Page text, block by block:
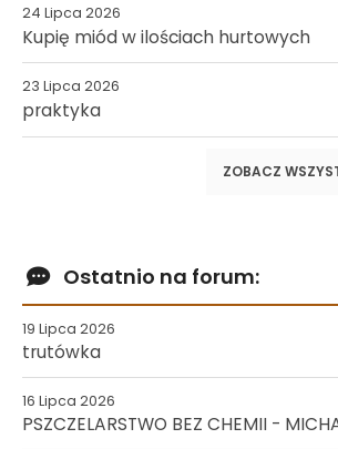
24 Lipca 2026
Kupię miód w ilościach hurtowych
23 Lipca 2026
praktyka
ZOBACZ
Ostatnio na forum:
19 Lipca 2026
trutówka
16 Lipca 2026
PSZCZELARSTWO BEZ CHEMII -